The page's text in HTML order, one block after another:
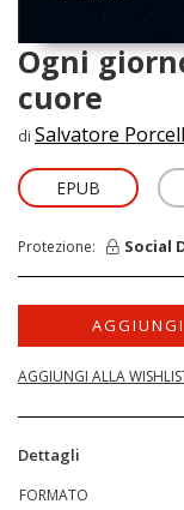
Ogni
cuore
di Salvatore
EPUB
Protezione: Social
AGGIUNGI ALLA
Dettagli
FORMATO